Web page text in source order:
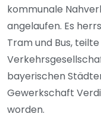
kommunale
angelaufen. Es
Tram und Bus,
bayerischen
Gewerkschaft
worden.